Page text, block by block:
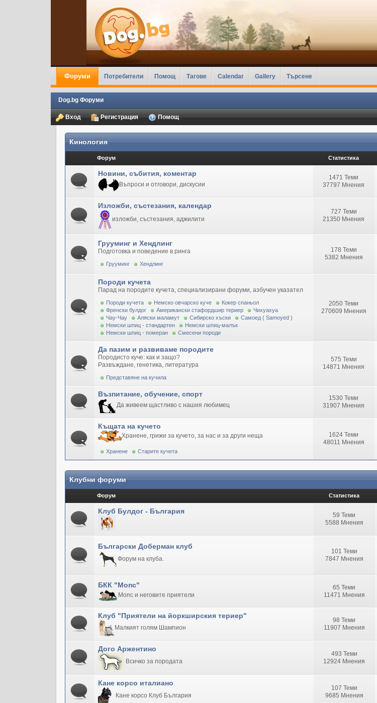
Форуми Потребители Помощ Тагове Calendar Gallery Търсене
Dog.bg Форуми
Вход Регистрация Помощ
Кинология
Форум Статистика
Новини, събития, коментар
Въпроси и отговори, дискусии
1471 Теми
37797 Мнения
Изложби, състезания, календар
изложби, състезания, аджилити
727 Теми
21350 Мнения
Грууминг и Хендлинг
Подготовка и поведение в ринга
Грууминг Хендлинг
178 Теми
5382 Мнения
Породи кучета
Парад на породите кучета, специализирани форуми, азбучен указател
Породи кучета Немско овчарско куче
Кокер спаньол
Френски булдог
Американски стафордшир териер
Чихуахуа
Чау-Чау
Аляски маламут Сибирско хъски
Самоед ( Samoyed )
Немски шпиц - стандартен
Немски шпиц-малък
Немски шпиц - померан
Смесени породи
2050 Теми
270609 Мнения
Да пазим и развиваме породите
Породисто куче: как и защо?
Развъждане, генетика, литература
Представяне на кучила
575 Теми
14871 Мнения
Възпитание, обучение, спорт
Да живеем щастливо с нашия любимец
1530 Теми
31907 Мнения
Къщата на кучето
Хранене, грижи за кучето, за нас и за други неща
Хранене Старите кучета
1624 Теми
48011 Мнения
Клубни форуми
Форум Статистика
Клуб Булдог - България
59 Теми
5588 Мнения
Български Доберман клуб
Форум на клуба.
101 Теми
7847 Мнения
БКК "Мопс"
Мопс и неговите приятели
65 Теми
11471 Мнения
Клуб "Приятели на йоркширския териер"
Малкият голям Шампион
98 Теми
11907 Мнения
Дого Аржентино
Всичко за породата
493 Теми
12924 Мнения
Кане корсо италиано
Кане корсо Клуб България
107 Теми
9685 Мнения